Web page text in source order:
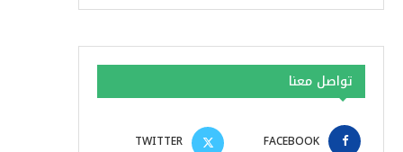
تواصل معنا
FACEBOOK
TWITTER